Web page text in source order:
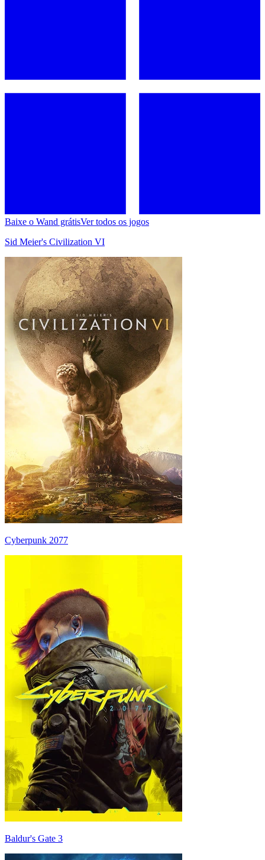
Baixe o Wand grátisVer todos os jogos
Sid Meier's Civilization VI
Cyberpunk 2077
Baldur's Gate 3